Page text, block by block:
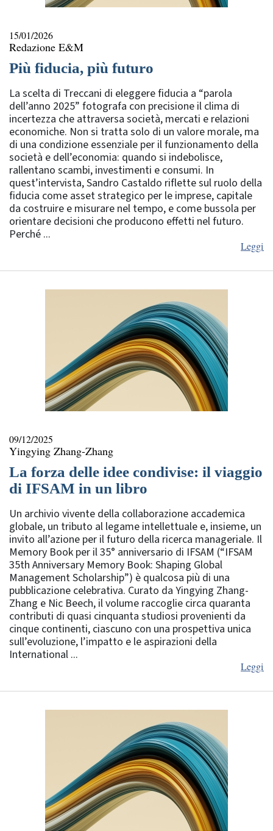
15/01/2026
Redazione E&M
Più fiducia, più futuro
La scelta di Treccani di eleggere fiducia a “parola
dell’anno 2025” fotografa con precisione il clima di
incertezza che attraversa società, mercati e relazioni
economiche. Non si tratta solo di un valore morale, ma
di una condizione essenziale per il funzionamento della
società e dell’economia: quando si indebolisce,
rallentano scambi, investimenti e consumi. In
quest’intervista, Sandro Castaldo riflette sul ruolo della
fiducia come asset strategico per le imprese, capitale
da costruire e misurare nel tempo, e come bussola per
orientare decisioni che producono effetti nel futuro.
Perché ...
Leggi
09/12/2025
Yingying Zhang-Zhang
La forza delle idee condivise: il viaggio
di IFSAM in un libro
Un archivio vivente della collaborazione accademica
globale, un tributo al legame intellettuale e, insieme, un
invito all’azione per il futuro della ricerca manageriale. Il
Memory Book per il 35° anniversario di IFSAM (“IFSAM
35th Anniversary Memory Book: Shaping Global
Management Scholarship”) è qualcosa più di una
pubblicazione celebrativa. Curato da Yingying Zhang-
Zhang e Nic Beech, il volume raccoglie circa quaranta
contributi di quasi cinquanta studiosi provenienti da
cinque continenti, ciascuno con una prospettiva unica
sull’evoluzione, l’impatto e le aspirazioni della
International ...
Leggi